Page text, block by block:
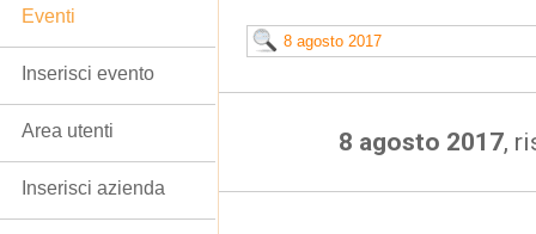
8 agosto 2017,
Eventi
Inserisci evento
Area utenti
Inserisci azienda